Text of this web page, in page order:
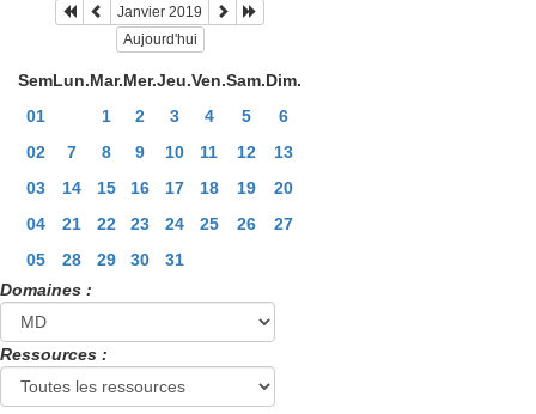
Janvier 2019
Aujourd'hui
SemLun.Mar.Mer.Jeu.Ven.Sam.Dim.
01
1 2 3 4 5
6
02
7 8 9 10 11 12
13
03
14 15 16 17 18 19
20
04
21 22 23 24 25 26
27
05
28 29 30
31
Domaines :
Ressources :